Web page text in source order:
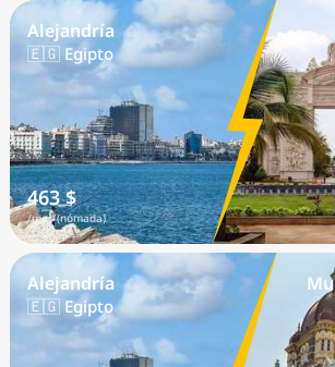
Alejandría
🇪🇬 Egipto
463 $
/mes (nómada)
Alejandría
🇪🇬 Egipto